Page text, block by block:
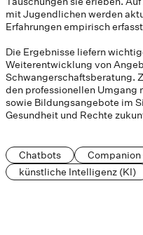
mit Jugendlichen werden
Erfahrungen empirisch
Die Ergebnisse liefern
Weiterentwicklung von
Schwangerschaftsberatung.
den professionellen Umgang
sowie Bildungsangebote im
Gesundheit und Rechte
Chatbots
Companion
künstliche Intelligenz (KI)